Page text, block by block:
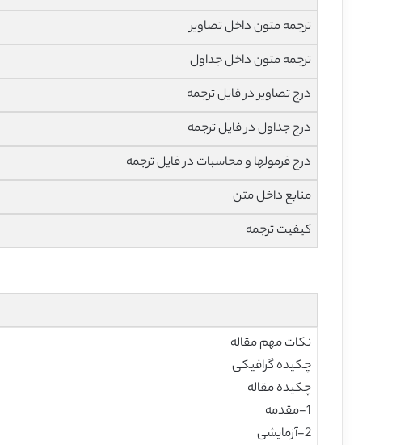
ترجمه متون داخل تصاویر
ترجمه متون داخل جداول
درج تصاویر در فایل ترجمه
درج جداول در فایل ترجمه
درج فرمولها و محاسبات در فایل ترجمه
منابع داخل متن
کیفیت ترجمه
نکات مهم مقاله
چکیده گرافیکی
چکیده مقاله
1-مقدمه
2-آزمایشی